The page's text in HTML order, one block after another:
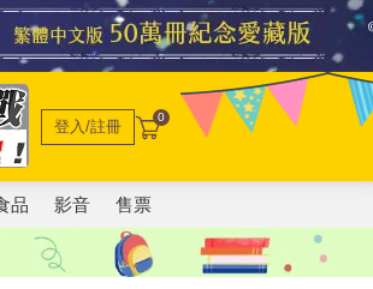
登入/註冊 0
品 影音 售票